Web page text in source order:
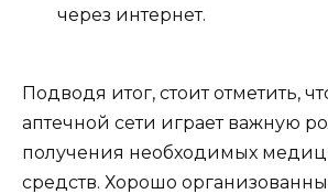
через интернет.
Подводя итог, стоит отметить,
аптечной сети играет важную
получения необходимых
средств. Хорошо